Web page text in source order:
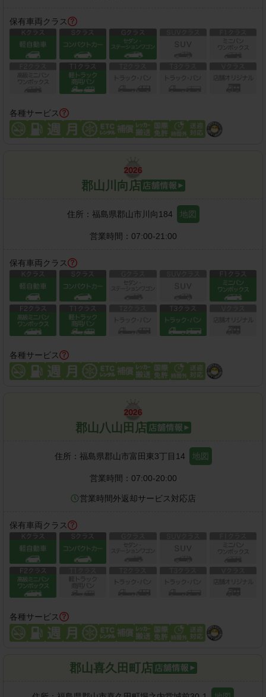
保有車両クラス
各種サービス
郡山川向店
住所： 福島県郡山市川向184 地図
営業時間： 07:00-21:00
保有車両クラス
各種サービス
郡山八山田店
住所： 福島県郡山市富田東3丁目14 地図
営業時間： 07:00-20:00
営業時間外返却サービス対応店
保有車両クラス
各種サービス
郡山喜久田町店